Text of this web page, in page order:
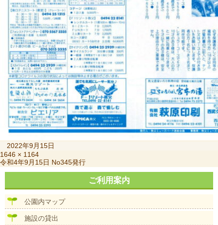
稿
日:
2022年9月15日
フ
ル
サ
ズ
1646 × 1164
投
稿
ビ
令和4年9月15日 No345発行
ご利用案内
公園内マップ
施設の貸出